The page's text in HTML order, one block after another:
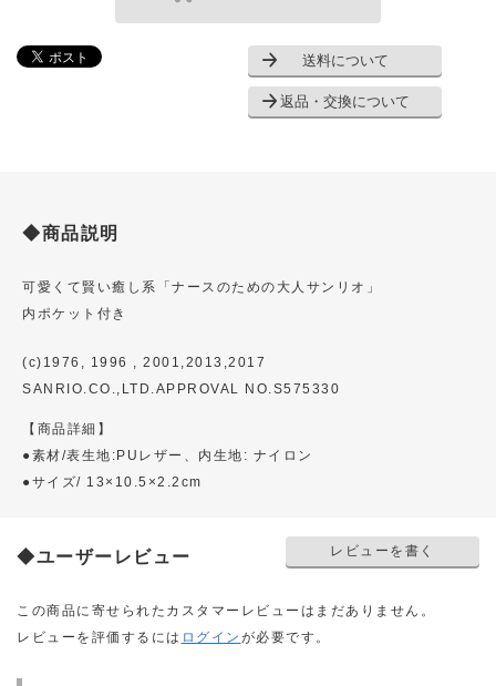
送料について
返品・交換について
◆商品説明
可愛くて賢い癒し系「ナースのための大人サンリオ」
内ポケット付き
(c)1976, 1996 , 2001,2013,2017
SANRIO.CO.,LTD.APPROVAL NO.S575330
【商品詳細】
●素材/表生地:PUレザー、内生地: ナイロン
●サイズ/ 13×10.5×2.2cm
◆ユーザーレビュー レビューを書く
この商品に寄せられたカスタマーレビューはまだありません。
レビューを評価するには ログイン が必要です。